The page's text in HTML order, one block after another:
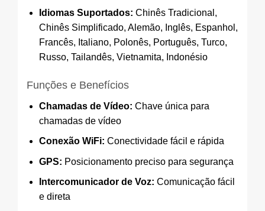
Idiomas Suportados: Chinês Tradicional,
Chinês Simplificado, Alemão, Inglês, Espanhol,
Francês, Italiano, Polonês, Português, Turco,
Russo, Tailandês, Vietnamita, Indonésio
Funções e Benefícios
Chamadas de Vídeo: Chave única para
chamadas de vídeo
Conexão WiFi: Conectividade fácil e rápida
GPS: Posicionamento preciso para segurança
Intercomunicador de Voz: Comunicação fácil
e direta